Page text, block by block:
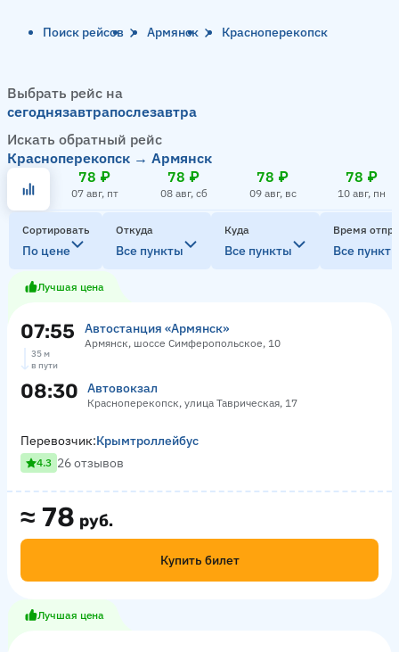
Поиск рейсов Армянск Красноперекопск
Выбрать рейс на
сегоднязавтрапослезавтра
Искать обратный рейс
Красноперекопск → Армянск
78 ₽
07 авг, пт
78 ₽
08 авг, сб
78 ₽
09 авг, вс
78 ₽
10 авг, пн
Сортировать
По цене
Откуда
Все пункты
Куда
Все пункты
Время
Все
Лучшая цена
07:55 Автостанция «Армянск»
Армянск, шоссе Симферопольское, 10
35 м
в пути
08:30 Автовокзал
Красноперекопск, улица Таврическая, 17
≈ 78 руб.
Купить билет
Перевозчик:Крымтроллейбус
4.3 26 отзывов
Лучшая цена